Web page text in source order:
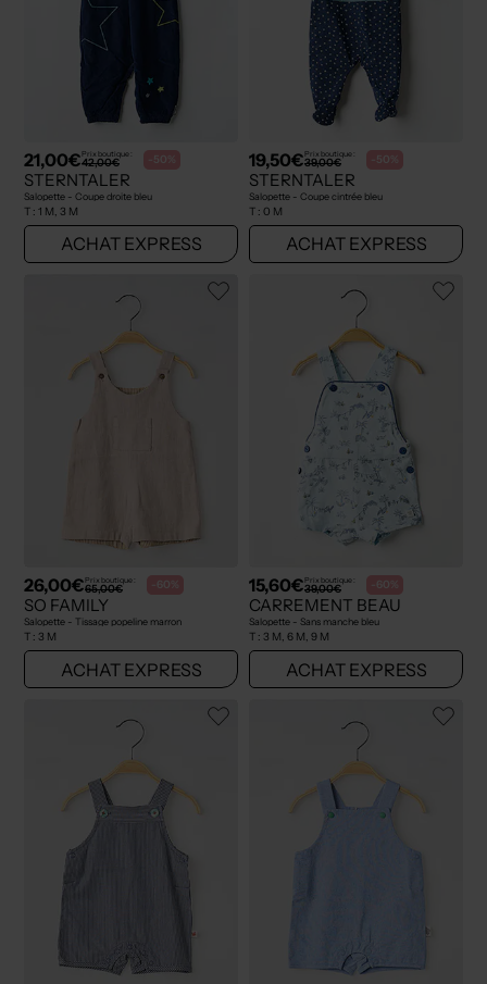
21,00€Prix boutique :
42,00€ -50%
STERNTALER
Salopette - Coupe droite bleu
T : 1 M, 3 M
ACHAT EXPRESS
19,50€Prix boutique :
39,00€ -50%
STERNTALER
Salopette - Coupe cintrée bleu
T : 0 M
ACHAT EXPRESS
26,00€Prix boutique :
65,00€ -60%
SO FAMILY
Salopette - Tissage popeline marron
T : 3 M
ACHAT EXPRESS
15,60€Prix boutique :
39,00€ -60%
CARREMENT BEAU
Salopette - Sans manche bleu
T : 3 M, 6 M, 9 M
ACHAT EXPRESS